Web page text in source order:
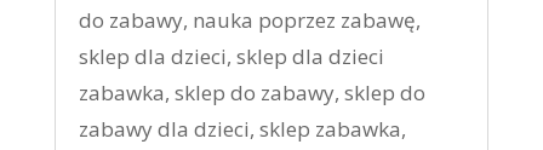
do zabawy, nauka poprzez zabawę,
sklep dla dzieci, sklep dla dzieci
zabawka, sklep do zabawy, sklep do
zabawy dla dzieci, sklep zabawka,